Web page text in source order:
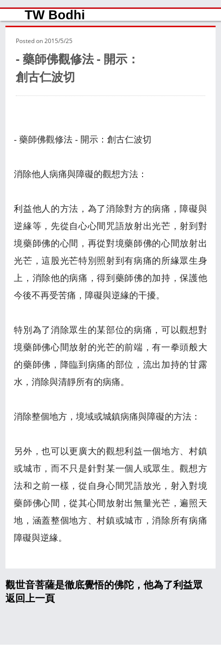
TW Bodhi
Posted on2015/5/25
- 藥師佛觀修法 - 開示：
創古仁波切
- 藥師佛觀修法 - 開示：創古仁波切
消除他人病痛與障礙的觀想方法：
利益他人的方法，為了消除對方的病痛，障礙與
逆緣等，先從自心心間咒語放射出光芒，射到對
境藥師佛的心間，再從對境藥師佛的心間放射出
光芒，這股光芒特別照射到有病痛的所緣眾生身
上，消除他的病痛，得到藥師佛的加持，保護他
今後不再受苦痛，障礙與逆緣的干擾。
特別為了消除眾生的某部位的病痛，可以觀想對
境藥師佛心間放射的光芒的前端，有一拳頭般大
的藥師佛，降臨到病痛的部位，流出加持的甘露
水，消除與清靜所有的病痛。
消除整個地方，境域或城鎮病痛與障礙的方法：
另外，也可以更廣大的觀想利益一個地方、村鎮
或城市，而不只是針對某一個人或眾生。觀想方
法和之前一樣，從自身心間咒語放光，射入對境
藥師佛心間，從其心間放射出無量光芒，遍照天
地，涵蓋整個地方、村鎮或城市，消除所有病痛
障礙與逆緣。
觀世音菩薩是徹底覺悟的佛陀，他為了利益眾
返回上一頁